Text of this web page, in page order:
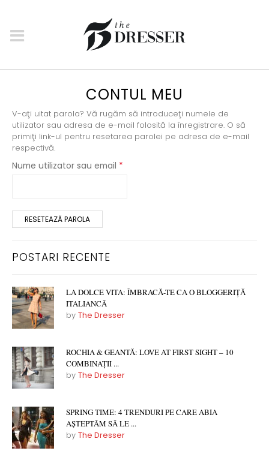
CONTUL MEU
V-aţi uitat parola? Vă rugăm să introduceţi numele de
utilizator sau adresa de e-mail folosită la înregistrare. O să
primiţi link-ul pentru resetarea parolei pe adresa de e-mail
respectivă.
Nume utilizator sau email *
RESETEAZĂ PAROLA
POSTARI RECENTE
LA DOLCE VITA: ÎMBRACĂ-TE CA O BLOGGERIȚĂ
ITALIANCĂ
by The Dresser
ROCHIA & GEANTĂ: LOVE AT FIRST SIGHT – 10
COMBINAȚII ...
by The Dresser
SPRING TIME: 4 TRENDURI PE CARE ABIA
AȘTEPTĂM SĂ LE ...
by The Dresser